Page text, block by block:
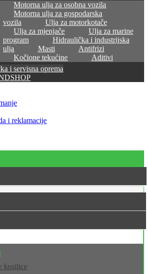
Motorna ulja za osobna vozila
Motorna ulja za gospodarska
vozila
Ulja za motorkotače
Ulja za mjenjače
Ulja za marine
program
Hidraulička i industrijska
ulja
Masti
Antifrizi
Kočione tekućine
Aditivi
i servisna oprema
i reklamacije
kosilice